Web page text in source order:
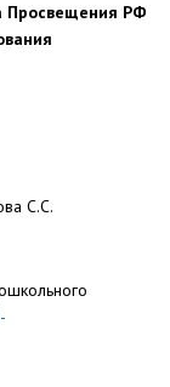
Просвещения РФ
С.С.